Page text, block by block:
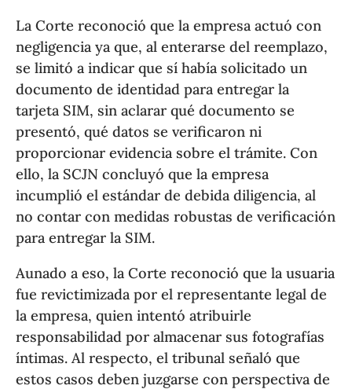
La Corte reconoció que la empresa actuó con
negligencia ya que, al enterarse del reemplazo,
se limitó a indicar que sí había solicitado un
documento de identidad para entregar la
tarjeta SIM, sin aclarar qué documento se
presentó, qué datos se verificaron ni
proporcionar evidencia sobre el trámite. Con
ello, la SCJN concluyó que la empresa
incumplió el estándar de debida diligencia, al
no contar con medidas robustas de verificación
para entregar la SIM.
Aunado a eso, la Corte reconoció que la usuaria
fue revictimizada por el representante legal de
la empresa, quien intentó atribuirle
responsabilidad por almacenar sus fotografías
íntimas. Al respecto, el tribunal señaló que
estos casos deben juzgarse con perspectiva de